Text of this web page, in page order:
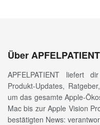
Über APFELPATIENT
APFELPATIENT liefert
Produkt-Updates,
um das gesamte Apple-
Mac bis zur Apple Vision
bestätigten News: